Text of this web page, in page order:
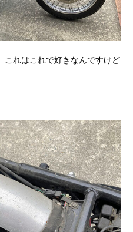
これはこれで好きなんですけど